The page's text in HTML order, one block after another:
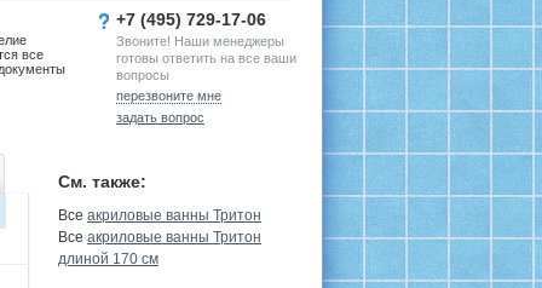
все
+7 (495) 729-17-06
Звоните! Наши менеджеры
готовы ответить на все ваши
вопросы
перезвоните мне
задать вопрос
См. также:
Все акриловые ванны Тритон
Все акриловые ванны Тритон
длиной 170 см